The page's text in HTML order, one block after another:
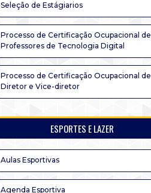
Seleção de Estágiarios
Processo de Certificação Ocupacional de
Professores de Tecnologia Digital
Processo de Certificação Ocupacional de
Diretor e Vice-diretor
ESPORTES E LAZER
Aulas Esportivas
Agenda Esportiva